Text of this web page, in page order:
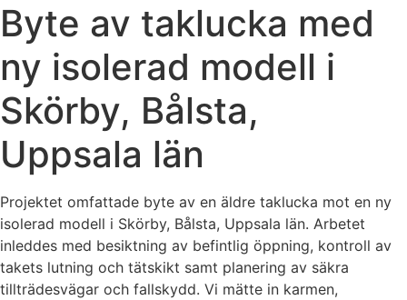
Byte av taklucka med
ny isolerad modell i
Skörby, Bålsta,
Uppsala län
Projektet omfattade byte av en äldre taklucka mot en ny
isolerad modell i Skörby, Bålsta, Uppsala län. Arbetet
inleddes med besiktning av befintlig öppning, kontroll av
takets lutning och tätskikt samt planering av säkra
tillträdesvägar och fallskydd. Vi mätte in karmen,